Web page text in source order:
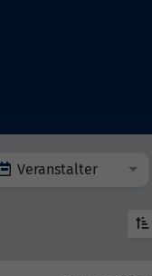
Veranstalter